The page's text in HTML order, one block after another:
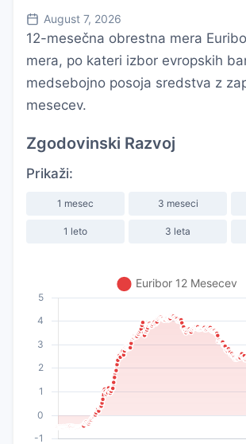
August 7, 2026
12-mesečna obrestna mera
mera, po kateri izbor evropskih
medsebojno posoja sredstva z
mesecev.
Zgodovinski Razvoj
Prikaži:
1 mesec 3 meseci
1 leto 3 leta